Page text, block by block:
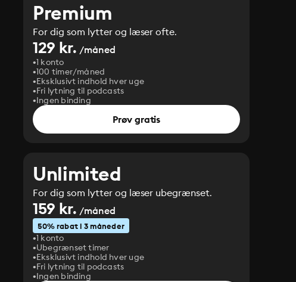
Premium
For dig som lytter og læser ofte.
129 kr. /måned
1 konto
100 timer/måned
Eksklusivt indhold hver uge
Fri lytning til podcasts
Ingen binding
Prøv gratis
Unlimited
For dig som lytter og læser ubegrænset.
159 kr. /måned
50% rabat i 3 måneder
1 konto
Ubegrænset timer
Eksklusivt indhold hver uge
Fri lytning til podcasts
Ingen binding